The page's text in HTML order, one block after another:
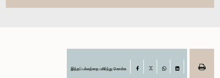
இந்தப் பக்கத்தை பகிர்ந்து கொள்க Facebook